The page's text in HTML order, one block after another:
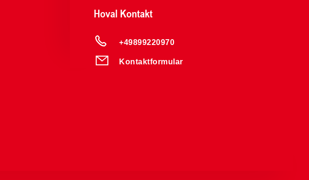
Hoval Kontakt
+49899220970
Kontaktformular